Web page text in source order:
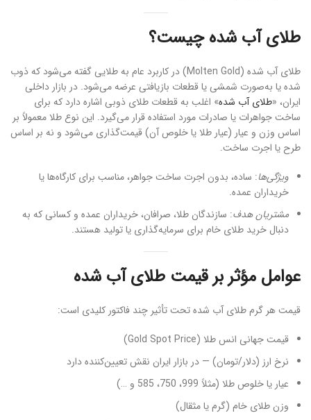
طلای آب شده چیست؟
طلای آب شده (Molten Gold) در کاربرد عام به طلایی گفته می‌شود که ذوب
شده یا به‌صورت شمشی یا قطعات بازیافتی عرضه می‌شود. در بازار داخلی
ایران، «طلای آب شده» اغلب به قطعات طلای ذوبی اشاره دارد که برای
ساخت جواهرات یا صادرات مورد استفاده قرار می‌گیرد. این نوع طلا معمولاً بر
اساس وزن و عیار (عیار طلا یا خلوص آن) قیمت‌گذاری می‌شود و نه بر اساس
طرح یا اجرت ساخت.
ویژگی‌ها: ساده، بدون اجرت ساخت جواهر، مناسب برای کارگاه‌ها یا
خریداران عمده.
مشتریان هدف: سازندگان طلا، صرافان، خریداران عمده و کسانی که به
دنبال خرید طلای خام برای سرمایه‌گذاری یا تولید هستند.
عوامل مؤثر بر قیمت طلای آب شده
قیمت هر گرم طلای آب شده تحت تأثیر چند فاکتور کلیدی است:
قیمت جهانی انس طلا (Gold Spot Price)
نرخ ارز (دلار/تومان) — در بازار ایران نقش تعیین‌کننده دارد
عیار یا خلوص طلا (مثلاً 999، 750، 585 و …)
وزن طلای خام (گرم یا مثقال)